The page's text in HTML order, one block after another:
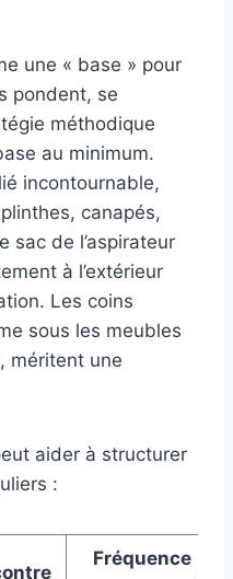
une « base » pour
pondent, se
méthodique
au minimum.
incontournable,
canapés,
sac de l’aspirateur
à l’extérieur
Les coins
sous les meubles
méritent une
aider à structurer
:
Fréquence